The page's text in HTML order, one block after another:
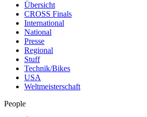
Übersicht
CROSS Finals
International
National
Presse
Regional
Stuff
Technik/Bikes
USA
Weltmeisterschaft
People